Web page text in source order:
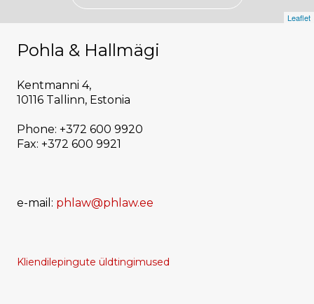
Leaflet
Pohla & Hallmägi
Kentmanni 4,
10116 Tallinn, Estonia
Phone: +372 600 9920
Fax: +372 600 9921
e-mail: phlaw@phlaw.ee
Kliendilepingute üldtingimused